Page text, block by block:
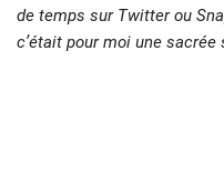
de temps sur Twitter ou
c’était pour moi une sacrée